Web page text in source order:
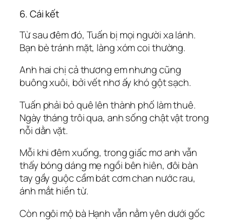
6. Cái kết
Từ sau đêm đó, Tuấn bị mọi người xa lánh.
Bạn bè tránh mặt, làng xóm coi thường.
Anh hai chị cả thương em nhưng cũng
buông xuôi, bởi vết nhơ ấy khó gột sạch.
Tuấn phải bỏ quê lên thành phố làm thuê.
Ngày tháng trôi qua, anh sống chật vật trong
nỗi dằn vặt.
Mỗi khi đêm xuống, trong giấc mơ anh vẫn
thấy bóng dáng mẹ ngồi bên hiên, đôi bàn
tay gầy guộc cầm bát cơm chan nước rau,
ánh mắt hiền từ.
Còn ngôi mộ bà Hạnh vẫn nằm yên dưới gốc